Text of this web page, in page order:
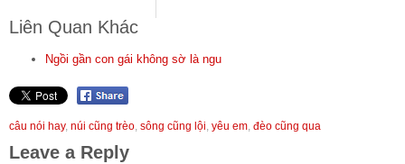
Liên Quan Khác
Ngồi gần con gái không sờ là ngu
câu nói hay, núi cũng trèo, sông cũng lội, yêu em, đèo cũng qua
Leave a Reply